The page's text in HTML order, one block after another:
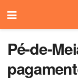
Pé-de-